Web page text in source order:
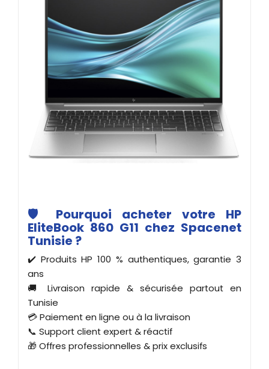
🛡️ Pourquoi acheter votre HP
EliteBook 860 G11 chez Spacenet
Tunisie ?
✔️ Produits HP 100 % authentiques, garantie 3
ans
🚚 Livraison rapide & sécurisée partout en
Tunisie
💳 Paiement en ligne ou à la livraison
📞 Support client expert & réactif
🎁 Offres professionnelles & prix exclusifs